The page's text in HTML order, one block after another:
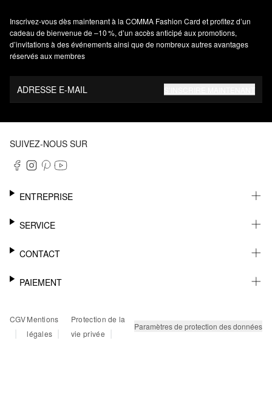
Inscrivez‑vous dès maintenant à la COMMA Fashion Card et profitez d’un
cadeau de bienvenue de –10 %, d’un accès anticipé aux promotions,
d’invitations à des événements ainsi que de nombreux autres avantages
réservés aux membres
ADRESSE E-MAIL
SUIVEZ-NOUS SUR
ENTREPRISE
CARRIÈRE
SERVICE
NEWSLETTER
MÉMO
RETOURS
FAQ
CONTACT
AIDE
PAIEMENT
PAYPAL
CARTE BANCAIRE
CGV
|
Mentions
légales |
Protection de la
vie privée
| Paramètres de protection des données